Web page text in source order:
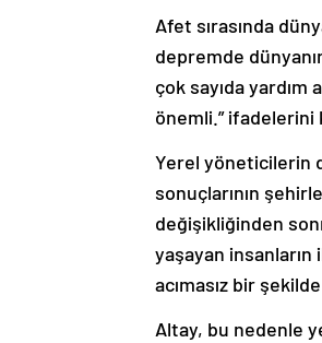
Afet sırasında
depremde
çok sayıda yardım
önemli.” ifadelerini
Yerel yöneticilerin
sonuçlarının
değişikliğinden
yaşayan
acımasız bir
Altay, bu nedenle